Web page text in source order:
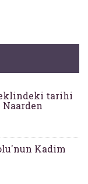
tarihi
Kadim